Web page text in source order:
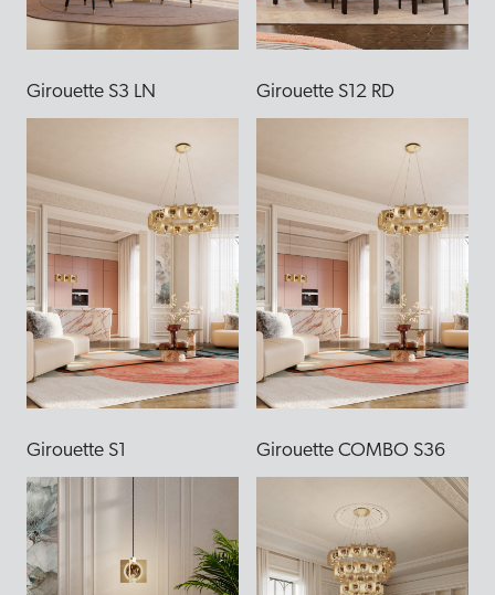
Girouette S3 LN Girouette S12 RD
Girouette S1 Girouette COMBO S36